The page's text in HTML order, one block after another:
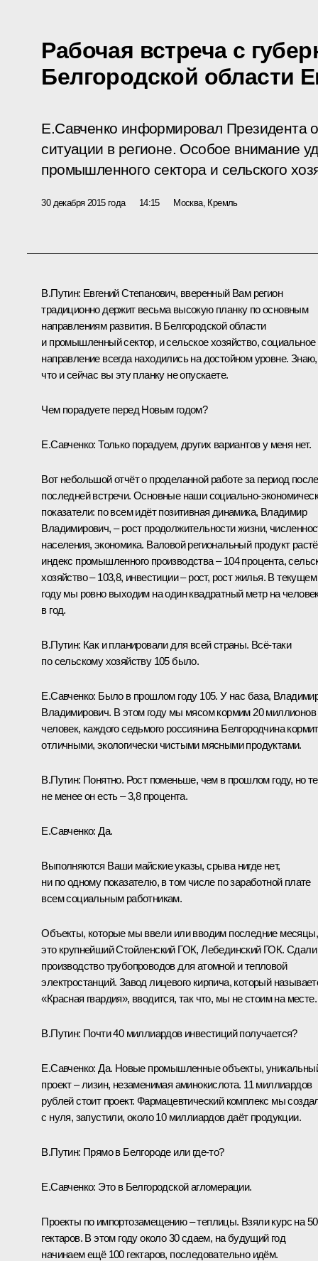
Рабочая встреча с
Белгородской области
Е.Савченко информировал Президента
ситуации в регионе. Особое внимание
промышленного сектора и сельского
30 декабря 2015 года 14:15 Москва, Кремль
В.Путин: Евгений Степанович, вверенный Вам регион
традиционно держит весьма высокую планку по основным
направлениям развития. В Белгородской области
и промышленный сектор, и сельское хозяйство, социальное
направление всегда находились на достойном уровне. Знаю,
что и сейчас вы эту планку не опускаете.
Чем порадуете перед Новым годом?
Е.Савченко: Только порадуем, других вариантов у меня нет.
Вот небольшой отчёт о проделанной работе за период после
последней встречи. Основные наши социально-
показатели: по всем идёт позитивная динамика, Владимир
Владимирович, – рост продолжительности жизни,
населения, экономика. Валовой региональный продукт
индекс промышленного производства – 104 процента,
хозяйство – 103,8, инвестиции – рост, рост жилья. В текущем
году мы ровно выходим на один квадратный метр на
в год.
В.Путин: Как и планировали для всей страны. Всё‑таки
по сельскому хозяйству 105 было.
Е.Савченко: Было в прошлом году 105. У нас база,
Владимирович. В этом году мы мясом кормим 20 миллионов
человек, каждого седьмого россиянина Белгородчина кормит
отличными, экологически чистыми мясными продуктами.
В.Путин: Понятно. Рост поменьше, чем в прошлом году, но
не менее он есть – 3,8 процента.
Е.Савченко: Да.
Выполняются Ваши майские указы, срыва нигде нет,
ни по одному показателю, в том числе по заработной плате
всем социальным работникам.
Объекты, которые мы ввели или вводим последние
это крупнейший Стойленский ГОК, Лебединский ГОК. Сдали
производство трубопроводов для атомной и тепловой
электростанций. Завод лицевого кирпича, который
«Красная гвардия», вводится, так что, мы не стоим на месте.
В.Путин: Почти 40 миллиардов инвестиций получается?
Е.Савченко: Да. Новые промышленные объекты,
проект – лизин, незаменимая аминокислота. 11 миллиардов
рублей стоит проект. Фармацевтический комплекс мы
с нуля, запустили, около 10 миллиардов даёт продукции.
В.Путин: Прямо в Белгороде или где‑то?
Е.Савченко: Это в Белгородской агломерации.
Проекты по импортозамещению – теплицы. Взяли курс на
гектаров. В этом году около 30 сдаем, на будущий год
начинаем ещё 100 гектаров, последовательно идём.